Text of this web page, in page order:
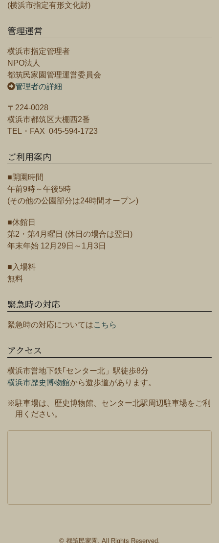
(横浜市指定有形文化財)
管理運営
横浜市指定管理者
NPO法人
都筑民家園管理運営委員会
管理者の詳細
〒224-0028
横浜市都筑区大棚西2番
TEL・FAX 045-594-1723
ご利用案内
■開園時間
午前9時～午後5時
(その他の公園部分は24時間オープン)
■休館日
第2・第4月曜日 (休日の場合は翌日)
年末年始 12月29日～1月3日
■入場料
無料
緊急時の対応
緊急時の対応についてはこちら
アクセス
横浜市営地下鉄｢センター北」駅徒歩8分
横浜市歴史博物館から遊歩道があります。
※駐車場は、歴史博物館、センター北駅周辺駐車場をご利
用ください。
© 都筑民家園. All Rights Reserved.